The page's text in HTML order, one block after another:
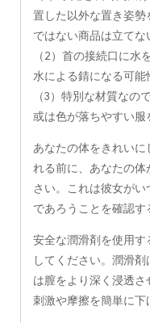
置した以外な置き姿
ではない商品は立てな
（2）首の接続口に水
水による錆になる可能
（3）特別な材質なの
或は色が落ちやすい服
あなたの体をきれい
れる前に、あなたの
さい。これは彼女が
であろうことを確認す
安全な潤滑剤を使用
してください。潤滑
は膣をより深く浸透
刺激や摩擦を簡単に下